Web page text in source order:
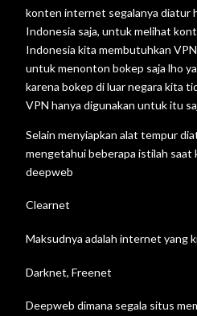
konten internet segalanya diatur
Indonesia saja, untuk melihat
Indonesia kita membutuhkan
untuk menonton bokep saja lho
karena bokep di luar negara kita
VPN hanya digunakan untuk itu
Selain menyiapkan alat tempur
mengetahui beberapa istilah saat
deepweb
Clearnet
Maksudnya adalah internet yang
Darknet, Freenet
Deepweb dimana segala situs